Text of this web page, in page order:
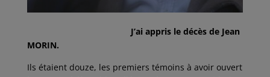
J’ai appris le décès de Jean
MORIN.
Ils étaient douze, les premiers témoins à avoir ouvert